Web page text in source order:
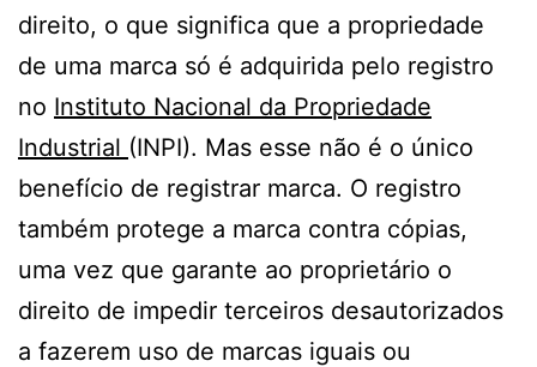
direito, o que significa que a propriedade
de uma marca só é adquirida pelo registro
no Instituto Nacional da Propriedade
Industrial (INPI). Mas esse não é o único
benefício de registrar marca. O registro
também protege a marca contra cópias,
uma vez que garante ao proprietário o
direito de impedir terceiros desautorizados
a fazerem uso de marcas iguais ou